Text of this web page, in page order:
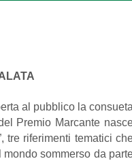
al pubblico la consueta
Premio Marcante
tre riferimenti tematici
sommerso da